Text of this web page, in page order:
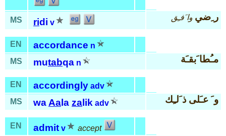
MS ridi v
ر ِضي وا َفـِق
EN accordance n
MS
mutabqa n مـُطا َبقـَة
EN accordingly adv
MS
waAa la za lik adv و َ عـَلى ذ َلـِك
EN admit v
accept